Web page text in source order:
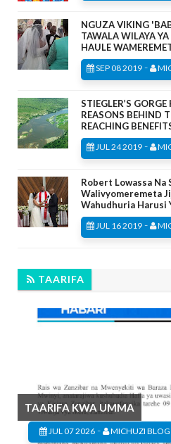
NGUZA VIKING
TAWALA WILAYA
HAULE
SEP 08 2019 -
STIEGLER’S
REASONS BEHIND
REACHING
JUL 24 2019 -
Robert Lowassa Na
Walivyomeremeta
Wahudhuria Harusi
JUL 16 2019 -
TAARIFA
TAARIFA KWA UMMA
JUL 07 2026 - MICHUZI BLOG